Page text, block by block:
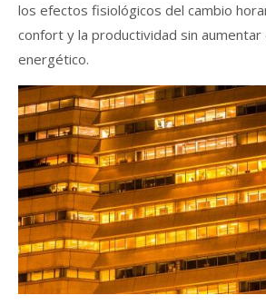
los efectos fisiológicos del cambio
confort y la productividad sin aumentar
energético.